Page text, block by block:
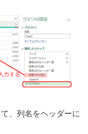
、列名をヘッダーに